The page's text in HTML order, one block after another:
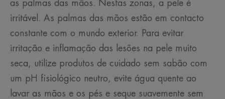
as palmas das mãos. Nestas zonas, a pele é
irritável. As palmas das mãos estão em contacto
constante com o mundo exterior. Para evitar
irritação e inflamação das lesões na pele muito
seca, utilize produtos de cuidado sem sabão com
um pH fisiológico neutro, evite água quente ao
lavar as mãos e os pés e seque suavemente sem